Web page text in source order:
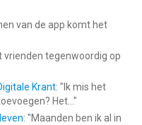
van de app komt het
vrienden tegenwoordig op
Krant: " Ik mis het
Het... "
: "Maanden ben ik al in